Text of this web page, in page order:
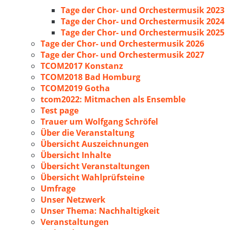
Tage der Chor- und Orchestermusik 2023
Tage der Chor- und Orchestermusik 2024
Tage der Chor- und Orchestermusik 2025
Tage der Chor- und Orchestermusik 2026
Tage der Chor- und Orchestermusik 2027
TCOM2017 Konstanz
TCOM2018 Bad Homburg
TCOM2019 Gotha
tcom2022: Mitmachen als Ensemble
Test page
Trauer um Wolfgang Schröfel
Über die Veranstaltung
Übersicht Auszeichnungen
Übersicht Inhalte
Übersicht Veranstaltungen
Übersicht Wahlprüfsteine
Umfrage
Unser Netzwerk
Unser Thema: Nachhaltigkeit
Veranstaltungen